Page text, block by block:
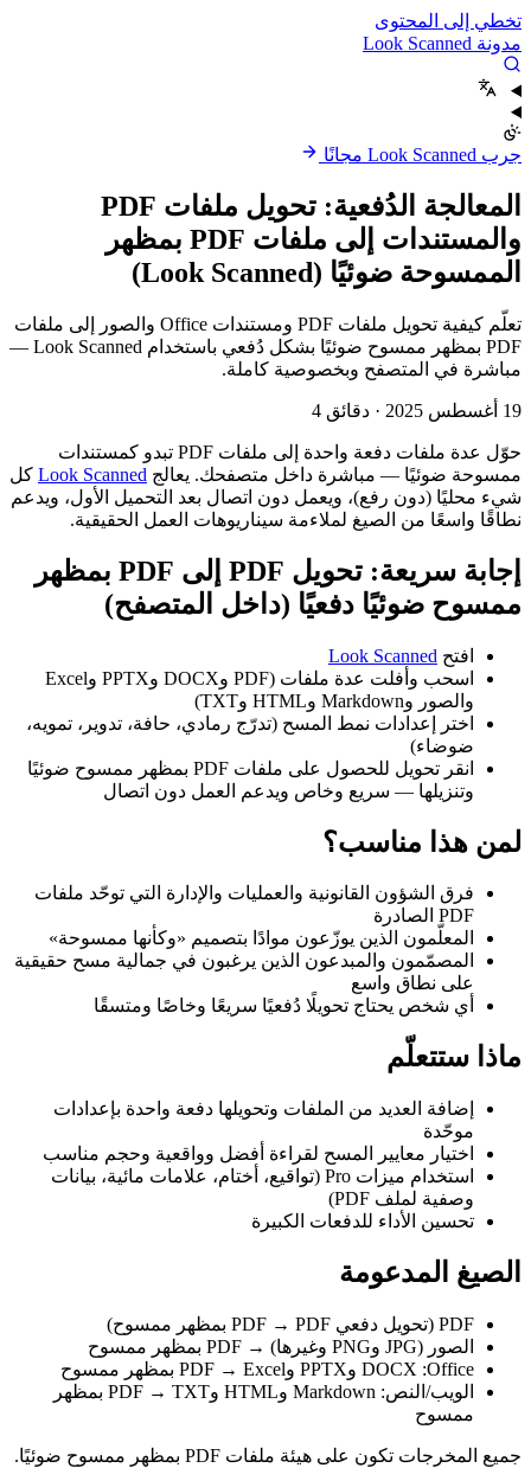
تخطي إلى المحتوى
مدونة Look Scanned
جرب Look Scanned مجانًا
المعالجة الدُفعية: تحويل ملفات PDF
والمستندات إلى ملفات PDF بمظهر
الممسوحة ضوئيًا (Look Scanned)
تعلّم كيفية تحويل ملفات PDF ومستندات Office والصور إلى ملفات
PDF بمظهر ممسوح ضوئيًا بشكل دُفعي باستخدام Look Scanned —
مباشرة في المتصفح وبخصوصية كاملة.
19 أغسطس 2025 · دقائق 4
حوّل عدة ملفات دفعة واحدة إلى ملفات PDF تبدو كمستندات
ممسوحة ضوئيًا — مباشرة داخل متصفحك. يعالج Look Scanned كل
شيء محليًا (دون رفع)، ويعمل دون اتصال بعد التحميل الأول، ويدعم
نطاقًا واسعًا من الصيغ لملاءمة سيناريوهات العمل الحقيقية.
إجابة سريعة: تحويل PDF إلى PDF بمظهر
ممسوح ضوئيًا دفعيًا (داخل المتصفح)
افتح Look Scanned
اسحب وأفلت عدة ملفات (PDF وDOCX وPPTX وExcel
والصور وMarkdown وHTML وTXT)
اختر إعدادات نمط المسح (تدرّج رمادي، حافة، تدوير، تمويه،
ضوضاء)
انقر تحويل للحصول على ملفات PDF بمظهر ممسوح ضوئيًا
وتنزيلها — سريع وخاص ويدعم العمل دون اتصال
لمن هذا مناسب؟
فرق الشؤون القانونية والعمليات والإدارة التي توحّد ملفات
PDF الصادرة
المعلّمون الذين يوزّعون موادًا بتصميم «وكأنها ممسوحة»
المصمّمون والمبدعون الذين يرغبون في جمالية مسح حقيقية
على نطاق واسع
أي شخص يحتاج تحويلًا دُفعيًا سريعًا وخاصًا ومتسقًا
ماذا ستتعلّم
إضافة العديد من الملفات وتحويلها دفعة واحدة بإعدادات
موحّدة
اختيار معايير المسح لقراءة أفضل وواقعية وحجم مناسب
استخدام ميزات Pro (تواقيع، أختام، علامات مائية، بيانات
وصفية لملف PDF)
تحسين الأداء للدفعات الكبيرة
الصيغ المدعومة
PDF (تحويل دفعي PDF → PDF بمظهر ممسوح)
الصور (JPG وPNG وغيرها) → PDF بمظهر ممسوح
Office: ‏DOCX وPPTX وExcel → ‏PDF بمظهر ممسوح
الويب/النص: ‏Markdown وHTML وTXT → ‏PDF بمظهر
ممسوح
جميع المخرجات تكون على هيئة ملفات PDF بمظهر ممسوح ضوئيًا.